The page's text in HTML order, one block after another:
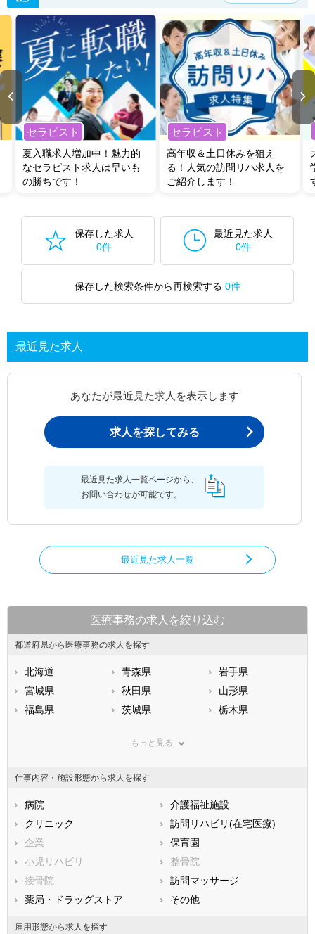
セラピスト
夏入職求人増加中！魅力的
なセラピスト求人は早いも
の勝ちです！
セラピスト
高年収＆土日休みを狙え
る！人気の訪問リハ求人を
ご紹介します！
保存した求人
0件
最近見た求人
0件
保存した検索条件から再検索する 0件
最近見た求人
あなたが最近見た求人を表示します
求人を探してみる
最近見た求人一覧ページから、
お問い合わせが可能です。
最近見た求人一覧
医療事務の求人を絞り込む
都道府県から医療事務の求人を探す
北海道 青森県
岩手県
宮城県
秋田県
山形県
福島県
茨城県
栃木県
神奈川県
石川県
福井県
静岡県
三重県
滋賀県
大阪府
兵庫県
鳥取県
広島県
徳島県
香川県
愛媛県
もっと見る
仕事内容・施設形態から求人を探す
病院
介護福祉施設
クリニック
訪問リハビリ(在宅医療)
企業
保育園
小児リハビリ
整骨院
接骨院
訪問マッサージ
薬局・ドラッグストア
その他
雇用形態から求人を探す